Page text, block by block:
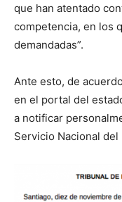
que han atentado
competencia, en los
demandadas”.
Ante esto, de
en el portal del
a notificar
Servicio Nacional